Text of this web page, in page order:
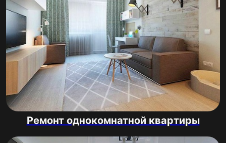
Ремонт однокомнатной квартиры